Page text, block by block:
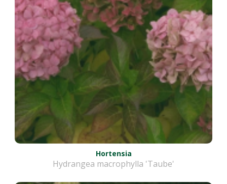
Hortensia
Hydrangea macrophylla 'Taube'